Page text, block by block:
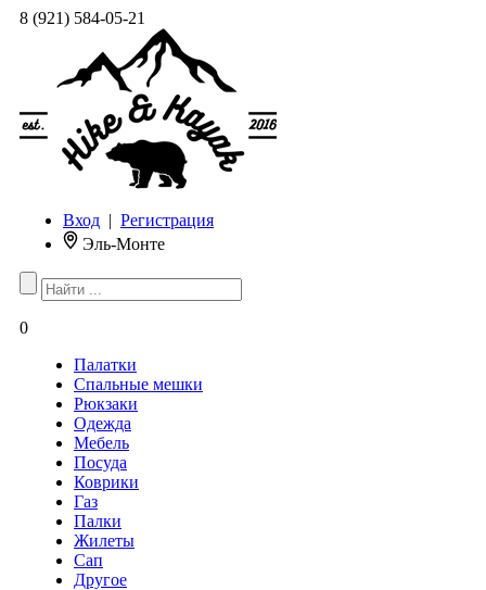
8 (921) 584-05-21
Вход | Регистрация
Эль-Монте
0
Палатки
Спальные мешки
Рюкзаки
Одежда
Мебель
Посуда
Коврики
Газ
Палки
Жилеты
Сап
Другое